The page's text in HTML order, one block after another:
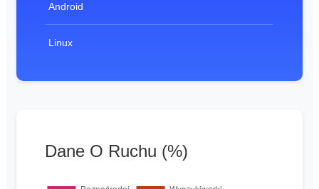
Android
Linux
Dane O Ruchu (%)